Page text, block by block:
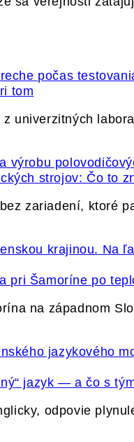
tom
z univerzitných
strojov: Čo to
zariadení, ktoré
pri Šamoríne po
na západnom
jazyk — a čo s
odpovie